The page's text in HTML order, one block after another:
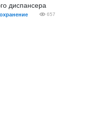
диспансера
657